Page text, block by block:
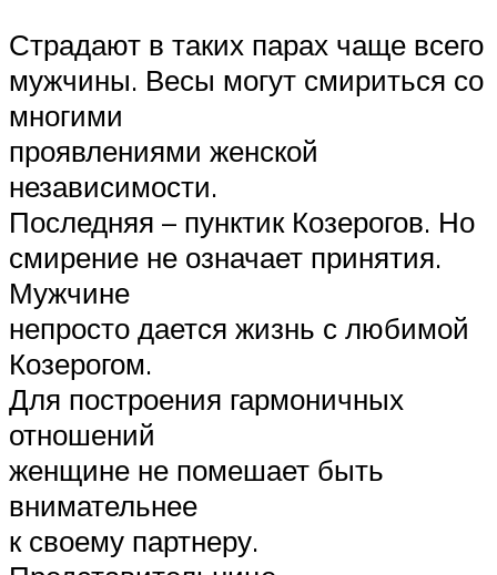
Страдают в таких парах чаще всего
мужчины. Весы могут смириться со
многими
проявлениями женской
независимости.
Последняя – пунктик Козерогов. Но
смирение не означает принятия.
Мужчине
непросто дается жизнь с любимой
Козерогом.
Для построения гармоничных
отношений
женщине не помешает быть
внимательнее
к своему партнеру.